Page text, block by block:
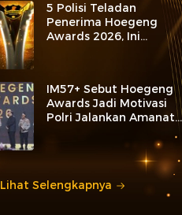
5 Polisi Teladan
Penerima Hoegeng
Awards 2026, Ini
Kategori dan Kiprahnya
IM57+ Sebut Hoegeng
Awards Jadi Motivasi
Polri Jalankan Amanat
Lihat Selengkapnya